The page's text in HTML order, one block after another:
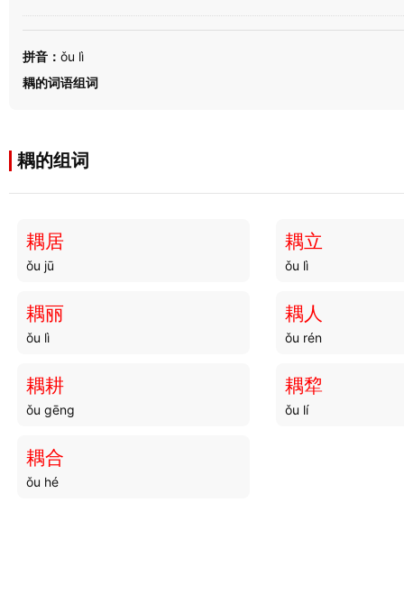
拼音： ǒu lì
耦的词语组词
耦的组词
耦居
ǒu jū
耦立
ǒu lì
耦丽
ǒu lì
耦人
ǒu rén
耦耕
ǒu gēng
耦犂
ǒu lí
耦合
ǒu hé